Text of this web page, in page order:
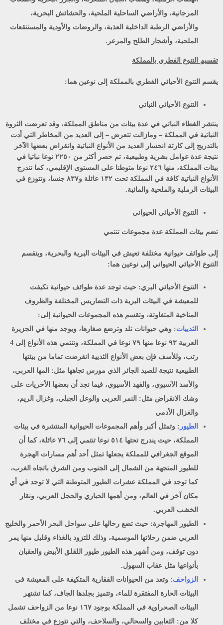
المرجانية، والأراضي الساحلية الملحية، والحشائش البحرية،
والأراضي الرطبة الداخلية العذبة، والروضات والأودية والمستنقعات
الملحية، وأشجار الطلح والمرعر.
تقسيم التنوع الفطري بالمملكة
يقسم التنوع الأحيائي الفطري بالمملكة إلى نوعين هما:
التنوع الأحيائي النباتي
ينتشر الغطاء النباتي في عدة بيئات من مناطق المملكة، وقد تعرضت الثروة
النباتية في المملكة – ومازالت تتعرض – إلى العديد من المخاطر التي أدت
بالتدريج إلى كارثة انحسار العديد من الأنواع النباتية وانقراض بعضها الآخر
نتيجة عدة عوامل بشرية وطبيعية، تم حصر أكثر من ٢٢٥٠ نوعا نباتيا في
بيئات المملكة، منها ٢٤٦ نوعا متوطنا على المستوى الإقليمي، كما تندرج
الأنواع النباتية كافة في المملكة تحت ١٣٢ عائلة و۸۳۷ جنسا، وتتوزع في
البيئات الرملية والملحية والمائية.
التنوع الأحيائي الحيواني
تضم بيئات المملكة عدة مجموعات تنتمي
إلى طوائف حيوانية مختلفة تعيش في البيئات البرية والبحرية، وينقسم
التنوع الأحيائي الحيواني إلى نوعين هما:
التنوع الأحيائي البري: حيث توجد عدة طوائف حيوانية تكيفت
للمعيشة في البيئات البرية ذات التضاريس المختلفة والظروف
المناخية المتفاوتة، وتقسم هذه المجموعات الحيوانية إلى:
الثدييات: وهي حيوانات تلد وترضع صغارها، ويوجد منها في الجزيرة
العربية ٩٣ نوعا منها ٧٩ نوعا في المملكة، وتنتمي هذه الأنواع إلى 4
رتب، وللأسف فإن بعض الأنواع الثديية انقرضت تماما من بيئتها
الطبيعية نتيجة للصيد الجائر الذي مورس تجاهها مثل: المها العربي،
والأسد الآسيوي، والفهد الأسيوي، فيما نجد أن بعضها الأخريات على
وشك الانقراض مثل: النمر العربي والوعل الجبلي، وغزال الريم،
والغزال الأدمي
الطيور : وتمثل أكبر وأهم المجموعات الحيوانية المنتشرة في بيئات
المملكة، حيث يندرج تحتها ٥١٤ نوعا تنتمي إلى ٧٦ عائلة، كما أن
الموقع الجغرافي للمملكة يجعلها تمثل أحد أهم مسارات الهجرة
للطيور المتجهة من الشمال إلى الجنوب ومن الشرق باتجاه الغرب،
كما توجد في المملكة عشرات الطيور المتوطنة التي لا توجد في أي
مكان آخر في العالم، ومن أهمها الحباري والحجل العربي، ونقار
الخشب العربي.
الطيور المهاجرة: حيث تضع رحالها على سواحل البحر الأحمر والخليج
العربي ضمن رحلاتها الموسمية، وذلك للتزود بالغذاء وقليل منها يمر
دون توقف، ومن أشهر هذه الطيور طيور اللقلق الأبيض والعقبان
بأنواعها مثل عقاب السهول.
الزواحف: وتعد من الحيوانات الفقارية المتكيفة على المعيشة في
البيئات الحارة المفتقرة للماء، وتتميز بجلدها الجاف، كما تشتهر
البيئات الصحراوية في المملكة بوجود ١٦٧ نوعا من الزواحف تشمل
كلا من: الثعابين والسحالي، والسلاحف، والتي تتوزع في مختلف